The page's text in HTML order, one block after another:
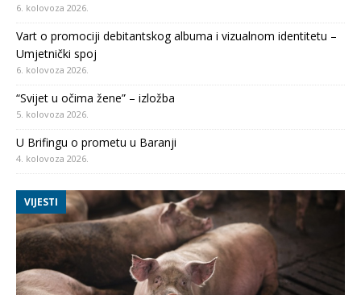
6. kolovoza 2026.
Vart o promociji debitantskog albuma i vizualnom identitetu –
Umjetnički spoj
6. kolovoza 2026.
“Svijet u očima žene” – izložba
5. kolovoza 2026.
U Brifingu o prometu u Baranji
4. kolovoza 2026.
VIJESTI